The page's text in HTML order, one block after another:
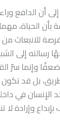
أن الدافع
بأن الحياة،
للانبعاث
رسالته إلى
وإنما سرّ
بل قد
الإنسان في
وإرادة لا